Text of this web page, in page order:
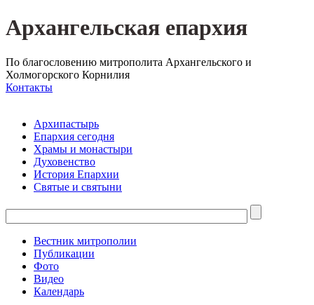
Архангельская епархия
По благословению митрополита Архангельского и
Холмогорского Корнилия
Контакты
Архипастырь
Епархия сегодня
Храмы и монастыри
Духовенство
История Епархии
Святые и святыни
Вестник митрополии
Публикации
Фото
Видео
Календарь